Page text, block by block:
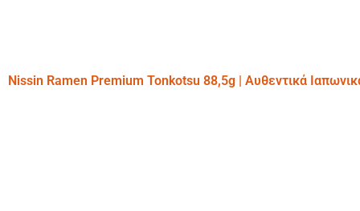
Nissin Ramen Premium Tonkotsu 88,5g | Αυθεντικά